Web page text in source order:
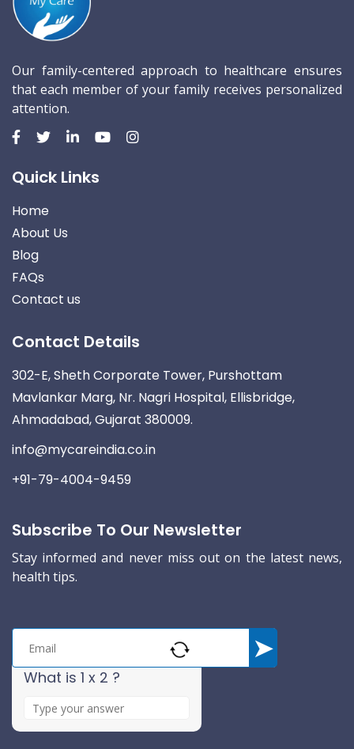
Our family-centered approach to healthcare ensures
that each member of your family receives personalized
attention.
Quick Links
Home
About Us
Blog
FAQs
Contact us
Contact Details
302-E, Sheth Corporate Tower, Purshottam
Mavlankar Marg, Nr. Nagri Hospital, Ellisbridge,
Ahmadabad, Gujarat 380009.
info@mycareindia.co.in
+91-79-4004-9459
Subscribe To Our Newsletter
Stay informed and never miss out on the latest news,
health tips.
What is 1 x 2 ?